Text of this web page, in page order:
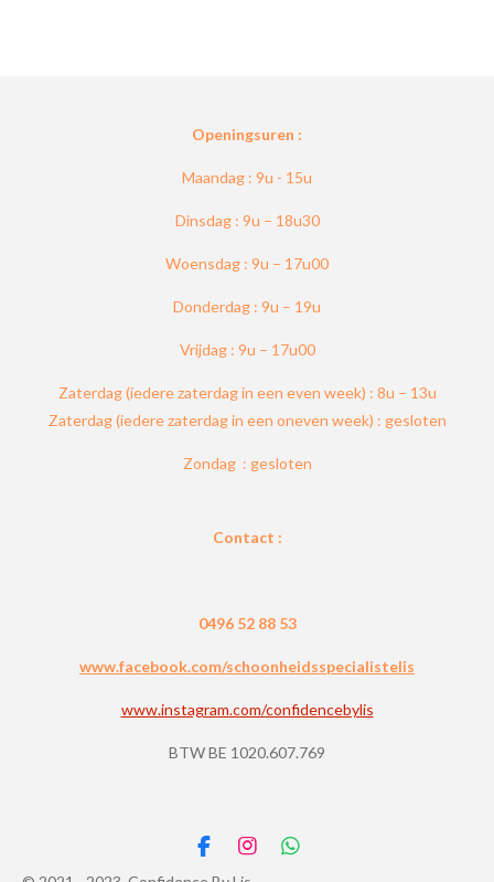
Openingsuren :
Maandag : 9u - 15u
Dinsdag : 9u – 18u30
Woensdag : 9u – 17u00
Donderdag : 9u – 19u
Vrijdag : 9u – 17u00
Zaterdag (iedere zaterdag in een even week) : 8u – 13u
Zaterdag (iedere zaterdag in een oneven week) : gesloten
Zondag : gesloten
Contact :
0496 52 88 53
www.facebook.com/schoonheidsspecialistelis
www.instagram.com/confidencebylis
BTW BE 1020.607.769
F
I
W